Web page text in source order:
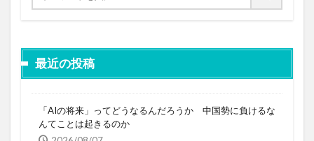
最近の投稿
「AIの将来」ってどうなるんだろうか 中国勢に負けるな
んてことは起きるのか